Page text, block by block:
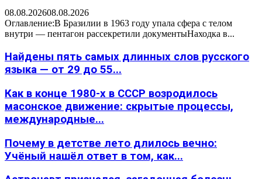
08.08.202608.08.2026
Оглавление:В Бразилии в 1963 году упала сфера с телом
внутри — пентагон рассекретили документыНаходка в...
Найдены пять самых длинных слов русского
языка — от 29 до 55...
Как в конце 1980-х в СССР возродилось
масонское движение: скрытые процессы,
международные...
Почему в детстве лето длилось вечно:
Учёный нашёл ответ в том, как...